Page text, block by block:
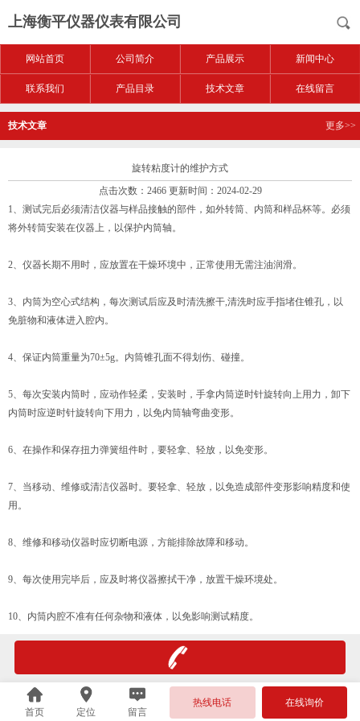
上海衡平仪器仪表有限公司
网站首页 公司简介 产品展示 新闻中心
联系我们 产品目录 技术文章 在线留言
技术文章 更多>>
旋转粘度计的维护方式
点击次数：2466 更新时间：2024-02-29
1、测试完后必须清洁仪器与样品接触的部件，如外转筒、内筒和样品杯等。必须
将外转筒安装在仪器上，以保护内筒轴。
2、仪器长期不用时，应放置在干燥环境中，正常使用无需注油润滑。
3、内筒为空心式结构，每次测试后应及时清洗擦干,清洗时应手指堵住锥孔，以
免脏物和液体进入腔内。
4、保证内筒重量为70±5g。内筒锥孔面不得划伤、碰撞。
5、每次安装内筒时，应动作轻柔，安装时，手拿内筒逆时针旋转向上用力，卸下
内筒时应逆时针旋转向下用力，以免内筒轴弯曲变形。
6、在操作和保存扭力弹簧组件时，要轻拿、轻放，以免变形。
7、当移动、维修或清洁仪器时。要轻拿、轻放，以免造成部件变形影响精度和使
用。
8、维修和移动仪器时应切断电源，方能排除故障和移动。
9、每次使用完毕后，应及时将仪器擦拭干净，放置干燥环境处。
10、内筒内腔不准有任何杂物和液体，以免影响测试精度。
首页 定位 留言
热线电话 在线询价